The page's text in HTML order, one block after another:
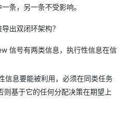
条，另一条不受影响。
出双闭环架构？
信号有两类信息，执行性信息在信
信息要能被利用，必须在同类任务
基于它的任何分配决策在期望上